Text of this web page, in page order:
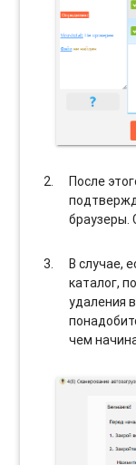
После
браузеры.
В случае,
каталог,
удаления
чем